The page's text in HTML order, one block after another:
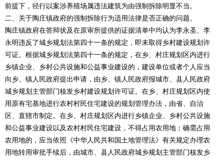
前提下，径行以案涉养殖场属违法建筑为由强制拆除明显不当。
二、关于陶庄镇政府的强制拆除行为适用法律是否正确的问题。
陶庄镇政府在答辩状及在原审所提供的证据清单中均认为李永圣、李
永明违反了城乡规划法第四十一条的规定，即未取得乡村建设规划许
可证。根据城乡规划法第四十一条的规定，在乡、村庄规划区内进行
乡镇企业、乡村公共设施和公益事业建设的，建设单位或者个人应当
向乡、镇人民政府提出申请，由乡、镇人民政府报城市、县人民政府
城乡规划主管部门核发乡村建设规划许可证。在乡、村庄规划区内使
用原有宅基地进行农村村民住宅建设的规划管理办法，由省、自治
区、直辖市制定。在乡、村庄规划区内进行乡镇企业、乡村公共设施
和公益事业建设以及农村村民住宅建设，不得占用农用地；确需占用
农用地的，应当依照《中华人民共和国土地管理法》有关规定办理农
用地转用审批手续后，由城市、县人民政府城乡规划主管部门核发乡